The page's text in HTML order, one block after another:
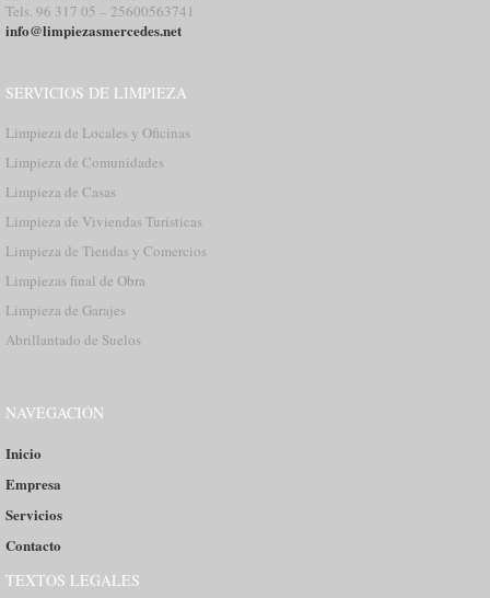
Tels. 96 317 05 – 25600563741
info@limpiezasmercedes.net
SERVICIOS DE LIMPIEZA
Limpieza de Locales y Oficinas
Limpieza de Comunidades
Limpieza de Casas
Limpieza de Viviendas Turísticas
Limpieza de Tiendas y Comercios
Limpiezas final de Obra
Limpieza de Garajes
Abrillantado de Suelos
NAVEGACIÓN
Inicio
Empresa
Servicios
Contacto
TEXTOS LEGALES